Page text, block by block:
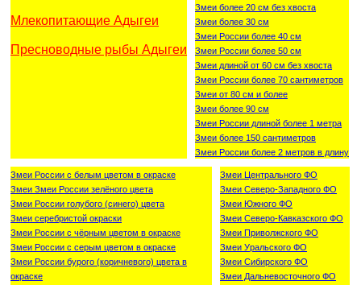
Млекопитающие Адыгеи
Пресноводные рыбы Адыгеи
Змеи более 20 см без хвоста
Змеи более 30 см
Змеи России более 40 см
Змеи России более 50 см
Змеи длиной от 60 см без хвоста
Змеи России более 70 сантиметров
Змеи от 80 см и более
Змеи более 90 см
Змеи России длиной более 1 метра
Змеи более 150 сантиметров
Змеи России более 2 метров в длину
Змеи России с белым цветом в окраске
Змеи Змеи России зелёного цвета
Змеи России голубого (синего) цвета
Змеи серебристой окраски
Змеи России с чёрным цветом в окраске
Змеи России с серым цветом в окраске
Змеи России бурого (коричневого) цвета в
окраске
Змеи Центрального ФО
Змеи Северо-Западного ФО
Змеи Южного ФО
Змеи Северо-Кавказского ФО
Змеи Приволжского ФО
Змеи Уральского ФО
Змеи Сибирского ФО
Змеи Дальневосточного ФО